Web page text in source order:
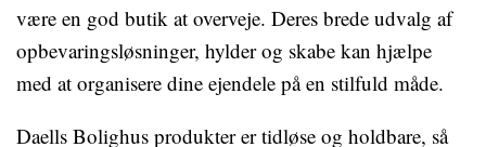
være en god butik at overveje. Deres brede udvalg af
opbevaringsløsninger, hylder og skabe kan hjælpe
med at organisere dine ejendele på en stilfuld måde.
Daells Bolighus produkter er tidløse og holdbare, så